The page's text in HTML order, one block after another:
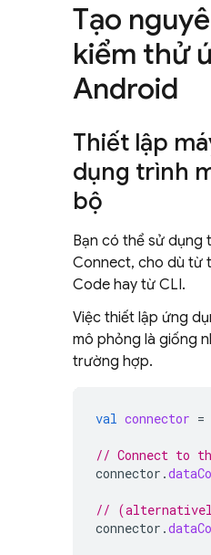
Tạo
kiểm thử
Android
Thiết lập
dụng trình
bộ
Bạn có thể sử dụng
Connect, cho dù từ
Code hay từ CLI.
Việc thiết lập ứng
mô phỏng là giống
trường hợp.
val connector =
// Connect to
connector .
//
connector .